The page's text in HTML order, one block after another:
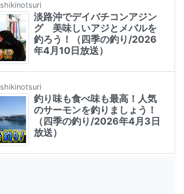
shikinotsuri
淡路沖でデイバチコンアジン
グ 美味しいアジとメバルを
釣ろう！（四季の釣り/2026
年4月10日放送）
shikinotsuri
釣り味も食べ味も最高！人気
のサーモンを釣りましょう！
（四季の釣り/2026年4月3日
放送）